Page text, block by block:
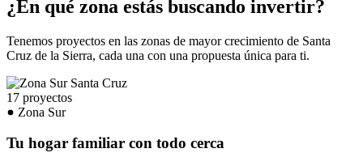
¿En qué zona estás buscando invertir?
Tenemos proyectos en las zonas de mayor crecimiento de Santa
Cruz de la Sierra, cada una con una propuesta única para ti.
17 proyectos
Zona Sur
Tu hogar familiar con todo cerca